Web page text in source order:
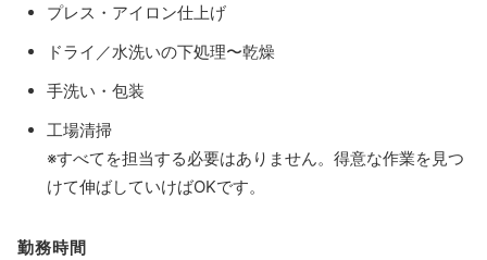
プレス・アイロン仕上げ
ドライ／水洗いの下処理〜乾燥
手洗い・包装
工場清掃
※すべてを担当する必要はありません。得意な作業を見つ
けて伸ばしていけばOKです。
勤務時間